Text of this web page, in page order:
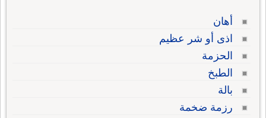
أهان
اذى أو شر عظيم
الحزمة
الطبخ
بالة
رزمة ضخمة